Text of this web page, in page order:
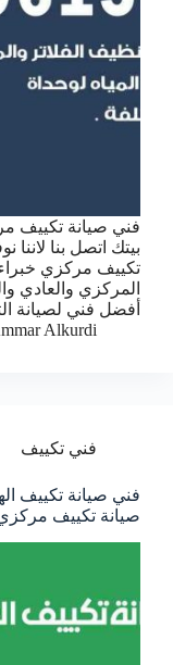
فني صيانة تكييف
بيتك اتصل بنا
تكييف مركزي
المركزي والعادي
أفضل فني لصيانة
Alkurdi
فني تكييف
صيانة تكييف